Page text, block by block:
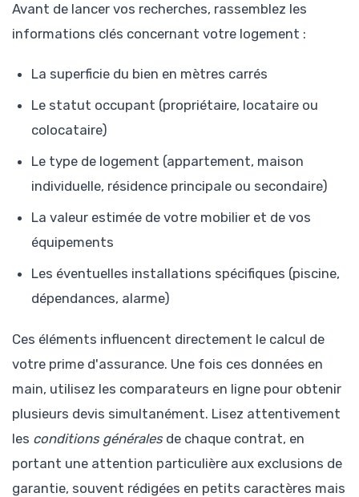
Avant de lancer vos recherches, rassemblez les
informations clés concernant votre logement :
La superficie du bien en mètres carrés
Le statut occupant (propriétaire, locataire ou
colocataire)
Le type de logement (appartement, maison
individuelle, résidence principale ou secondaire)
La valeur estimée de votre mobilier et de vos
équipements
Les éventuelles installations spécifiques (piscine,
dépendances, alarme)
Ces éléments influencent directement le calcul de
votre prime d'assurance. Une fois ces données en
main, utilisez les comparateurs en ligne pour obtenir
plusieurs devis simultanément. Lisez attentivement
les conditions généralesde chaque contrat, en
portant une attention particulière aux exclusions de
garantie, souvent rédigées en petits caractères mais